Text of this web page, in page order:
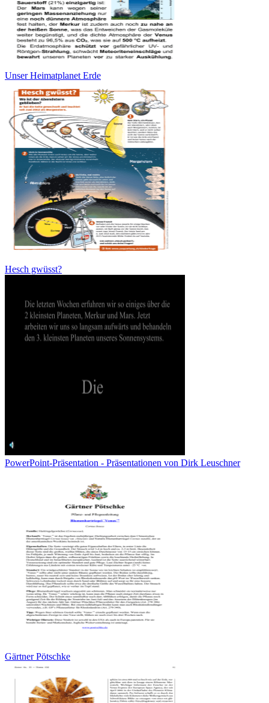
Unser Heimatplanet Erde
Hesch gwüsst?
PowerPoint-Präsentation - Präsentationen von Dirk Leuschner
Gärtner Pötschke